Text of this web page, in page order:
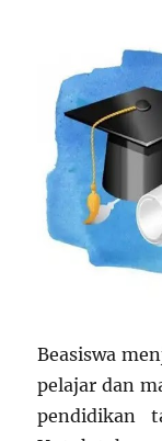
Beasiswa
pelajar dan
pendidikan